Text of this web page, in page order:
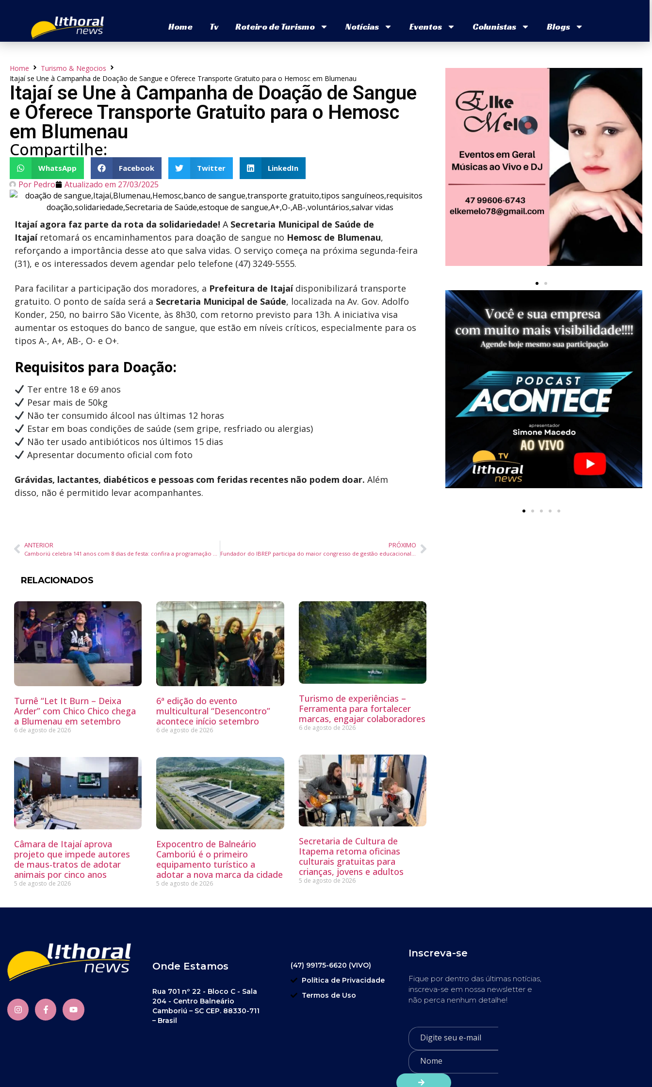
Home Tv Roteiro de Turismo Notícias Eventos Colunistas Blogs
Home
Turismo & Negocios
Itajaí se Une à Campanha de Doação de Sangue e Oferece Transporte Gratuito para o Hemosc em Blumenau
Itajaí se Une à Campanha de Doação de Sangue
e Oferece Transporte Gratuito para o Hemosc
em Blumenau
Compartilhe:
WhatsApp Facebook Twitter LinkedIn
Por Pedro Atualizado em 27/03/2025
Itajaí agora faz parte da rota da solidariedade! A Secretaria Municipal de Saúde de
Itajaíretomará os encaminhamentos para doação de sangue no Hemosc de Blumenau,
reforçando a importância desse ato que salva vidas. O serviço começa na próxima segunda-feira
(31), e os interessados devem agendar pelo telefone (47) 3249-5555.
Para facilitar a participação dos moradores, a Prefeitura de Itajaídisponibilizará transporte
gratuito. O ponto de saída será a Secretaria Municipal de Saúde, localizada na Av. Gov. Adolfo
Konder, 250, no bairro São Vicente, às 8h30, com retorno previsto para 13h. A iniciativa visa
aumentar os estoques do banco de sangue, que estão em níveis críticos, especialmente para os
tipos A-, A+, AB-, O- e O+.
Requisitos para Doação:
Ter entre 18 e 69 anos
Pesar mais de 50kg
Não ter consumido álcool nas últimas 12 horas
Estar em boas condições de saúde (sem gripe, resfriado ou alergias)
Não ter usado antibióticos nos últimos 15 dias
Apresentar documento oficial com foto
Grávidas, lactantes, diabéticos e pessoas com feridas recentes não podem doar. Além
disso, não é permitido levar acompanhantes.
ANTERIOR PRÓXIMO
RELACIONADOS
Turnê “Let It Burn – Deixa
Arder” com Chico Chico chega
a Blumenau em setembro
6 de agosto de 2026
6ª edição do evento
multicultural “Desencontro”
acontece início setembro
6 de agosto de 2026
Turismo de experiências –
Ferramenta para fortalecer
marcas, engajar colaboradores
6 de agosto de 2026
Câmara de Itajaí aprova
projeto que impede autores
de maus-tratos de adotar
animais por cinco anos
5 de agosto de 2026
Expocentro de Balneário
Camboriú é o primeiro
equipamento turístico a
adotar a nova marca da cidade
5 de agosto de 2026
Secretaria de Cultura de
Itapema retoma oficinas
culturais gratuitas para
crianças, jovens e adultos
5 de agosto de 2026
Onde Estamos
Rua 701 nº 22 - Bloco C - Sala
204 - Centro Balneário
Camboriú – SC CEP. 88330-711
– Brasil
(47) 99175-6620 (VIVO)
Política de Privacidade
Termos de Uso
Inscreva-se
Fique por dentro das últimas notícias,
inscreva-se em nossa newsletter e
não perca nenhum detalhe!